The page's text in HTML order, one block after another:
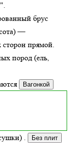
.
брус
—
сторон прямой.
пород (ель,
Вагонкой
. Без плит